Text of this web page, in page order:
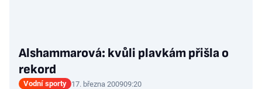
Alshammarová: kvůli plavkám přišla o
rekord
Vodní sporty 17. března 200909:20